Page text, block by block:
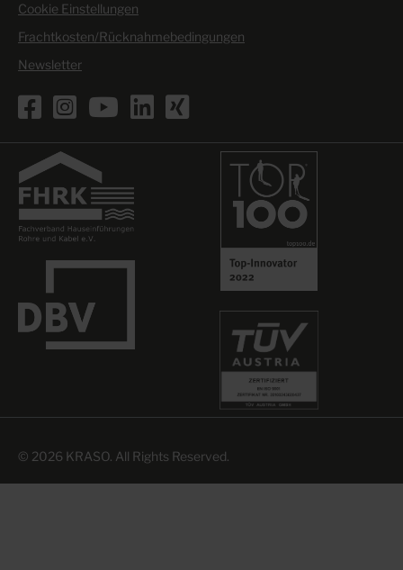
Cookie Einstellungen
Frachtkosten/Rücknahmebedingungen
Newsletter
© 2026 KRASO. All Rights Reserved.